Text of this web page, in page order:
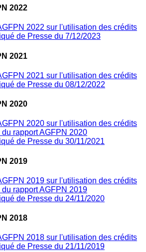
2022
2022 sur l'utilisation des crédits
de Presse du 7/12/2023
2021
2021 sur l'utilisation des crédits
de Presse du 08/12/2022
2020
2020 sur l'utilisation des crédits
du rapport AGFPN 2020
de Presse du 30/11/2021
2019
2019 sur l'utilisation des crédits
du rapport AGFPN 2019
de Presse du 24/11/2020
2018
2018 sur l'utilisation des crédits
de Presse du 21/11/2019